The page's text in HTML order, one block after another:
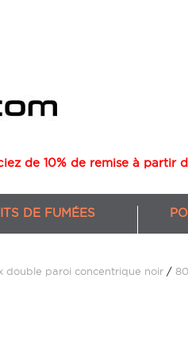
de 10% de remise à partir
DE FUMÉES
double paroi concentrique noir / 80